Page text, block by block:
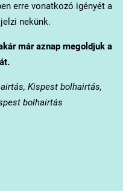
erre vonatkozó igényét a
nekünk.
már aznap megoldjuk a
Kispest bolhairtás,
bolhairtás